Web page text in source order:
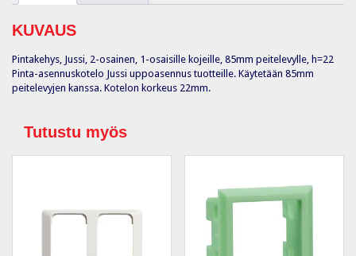
KUVAUS
Pintakehys, Jussi, 2-osainen, 1-osaisille kojeille, 85mm peitelevylle, h=22
Pinta-asennuskotelo Jussi uppoasennus tuotteille. Käytetään 85mm
peitelevyjen kanssa. Kotelon korkeus 22mm.
Tutustu myös